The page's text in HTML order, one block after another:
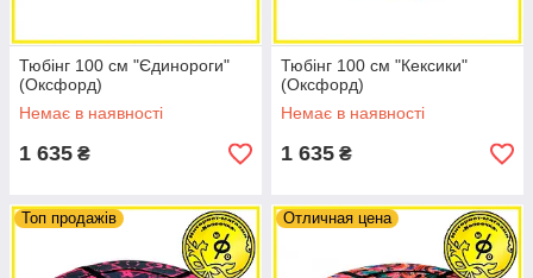
Тюбінг 100 см "Єдинороги"
(Оксфорд)
Немає в наявності
1 635 ₴
Тюбінг 100 см "Кексики"
(Оксфорд)
Немає в наявності
1 635 ₴
Топ продажів Отличная цена